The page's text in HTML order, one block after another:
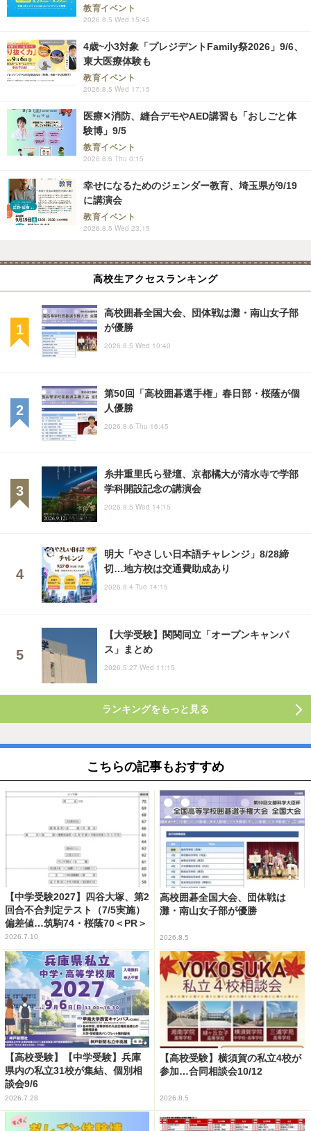
教育イベント
2026.8.5 Wed 15:45
4歳~小3対象「プレジデントFamily祭2026」9/6、
東大医療体験も
教育イベント
2026.8.5 Wed 17:15
医療✕消防、縫合デモやAED講習も「おしごと体
験博」9/5
教育イベント
2026.8.6 Thu 0:15
幸せになるためのジェンダー教育、埼玉県が9/19
に講演会
教育イベント
2026.8.5 Wed 23:15
高校生アクセスランキング
高校囲碁全国大会、団体戦は灘・南山女子部
が優勝
2026.8.5 Wed 10:40
第50回「高校囲碁選手権」春日部・桜蔭が個
人優勝
2026.8.6 Thu 16:45
糸井重里氏ら登壇、京都橘大が清水寺で学部
学科開設記念の講演会
2026.8.5 Wed 14:15
明大「やさしい日本語チャレンジ」8/28締
切…地方校は交通費助成あり
2026.8.4 Tue 14:15
【大学受験】関関同立「オープンキャンパ
ス」まとめ
2026.5.27 Wed 11:15
ランキングをもっと見る
こちらの記事もおすすめ
【中学受験2027】四谷大塚、第2
回合不合判定テスト（7/5実施）
偏差値…筑駒74・桜蔭70＜PR＞
2026.7.10
高校囲碁全国大会、団体戦は
灘・南山女子部が優勝
2026.8.5
【高校受験】【中学受験】兵庫
県内の私立31校が集結、個別相
談会9/6
2026.7.28
【高校受験】横須賀の私立4校が
参加…合同相談会10/12
2026.8.5